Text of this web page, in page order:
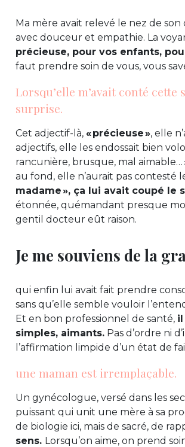
Ma mère avait relevé le nez de
avec douceur et empathie. La
précieuse, pour vos enfants,
faut prendre soin de vous, vous
Lorsqu’elle m’avait conté cette
surprise.
Cet adjectif-là, « précieuse », elle
adjectifs, elle les endossait bien
rancunière, brusque, mal
au fond, elle n’aurait pas contesté
madame », ça lui avait coupé le
étonnée, quémandant presque
gentil docteur eût raison.
Je me souviens de la
qui enfin lui avait fait prendre
sans qu’elle semble vouloir
Et en bon professionnel de santé, il
simples, aimants. Pas d’ordre ni
l’affirmation limpide d’un état de
une maman est irremplaçable.
Un gynécologue, versé dans les
puissant qui unit une mère à sa
de biologie ici, mais de sacré, de
sens. Lorsqu’on aime, on prend